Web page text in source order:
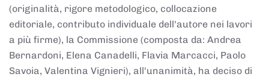
(originalità, rigore metodologico, collocazione
editoriale, contributo individuale dell'autore nei lavori
a più firme), la Commissione (composta da: Andrea
Bernardoni, Elena Canadelli, Flavia Marcacci, Paolo
Savoia, Valentina Vignieri), all'unanimità, ha deciso di